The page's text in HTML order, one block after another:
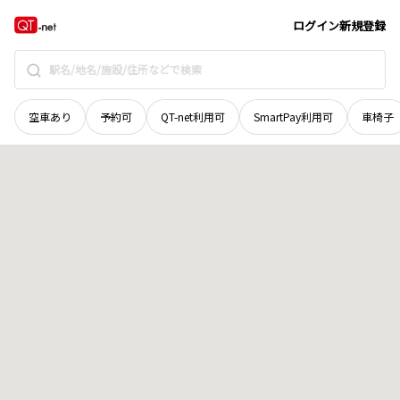
ログイン新規登録
空車あり 予約可 QT-net利用可 SmartPay利用可 車椅子
北海道